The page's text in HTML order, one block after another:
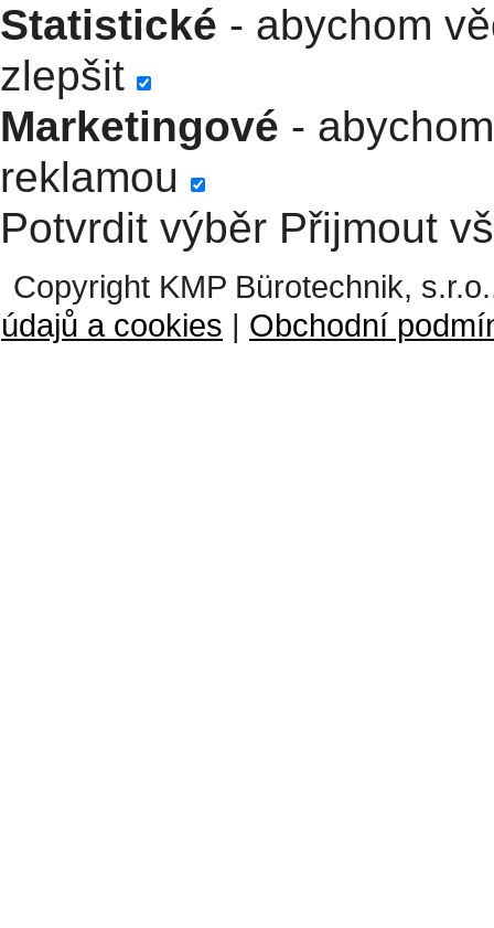
Statistické - abychom
zlepšit
Marketingové -
reklamou
Potvrdit výběr Přijmout
Copyright KMP Bürotechnik,
údajů a cookies | Obchodní